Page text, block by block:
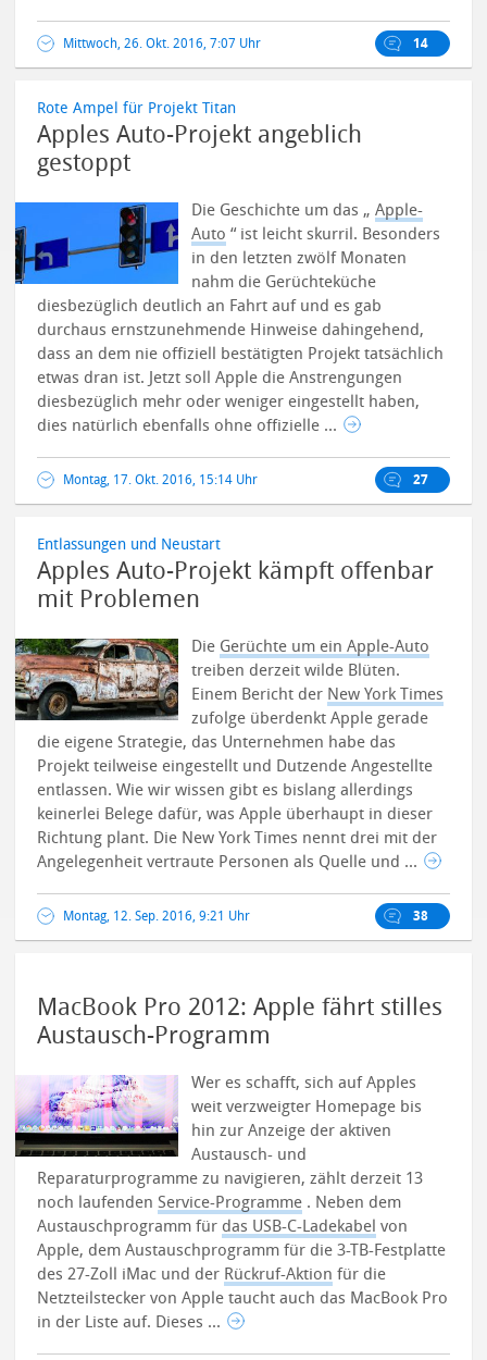
Mittwoch, 26. Okt. 2016, 7:07 Uhr 14
Rote Ampel für Projekt Titan
Apples Auto-Projekt angeblich
gestoppt
Die Geschichte um das „Apple-
Auto “ ist leicht skurril. Besonders
in den letzten zwölf Monaten
nahm die Gerüchteküche
diesbezüglich deutlich an Fahrt auf und es gab
durchaus ernstzunehmende Hinweise dahingehend,
dass an dem nie offiziell bestätigten Projekt tatsächlich
etwas dran ist. Jetzt soll Apple die Anstrengungen
diesbezüglich mehr oder weniger eingestellt haben,
dies natürlich ebenfalls ohne offizielle ...
Montag, 17. Okt. 2016, 15:14 Uhr 27
Entlassungen und Neustart
Apples Auto-Projekt kämpft offenbar
mit Problemen
Die Gerüchte um ein Apple-Auto
treiben derzeit wilde Blüten.
Einem Bericht der New York Times
zufolge überdenkt Apple gerade
die eigene Strategie, das Unternehmen habe das
Projekt teilweise eingestellt und Dutzende Angestellte
entlassen. Wie wir wissen gibt es bislang allerdings
keinerlei Belege dafür, was Apple überhaupt in dieser
Richtung plant. Die New York Times nennt drei mit der
Angelegenheit vertraute Personen als Quelle und ...
Montag, 12. Sep. 2016, 9:21 Uhr 38
MacBook Pro 2012: Apple fährt stilles
Austausch-Programm
Wer es schafft, sich auf Apples
weit verzweigter Homepage bis
hin zur Anzeige der aktiven
Austausch- und
Reparaturprogramme zu navigieren, zählt derzeit 13
noch laufendenService-Programme . Neben dem
Austauschprogramm für das USB-C-Ladekabel von
Apple, dem Austauschprogramm für die 3-TB-Festplatte
des 27-Zoll iMac und der Rückruf-Aktion für die
Netzteilstecker von Apple taucht auch das MacBook Pro
in der Liste auf. Dieses ...